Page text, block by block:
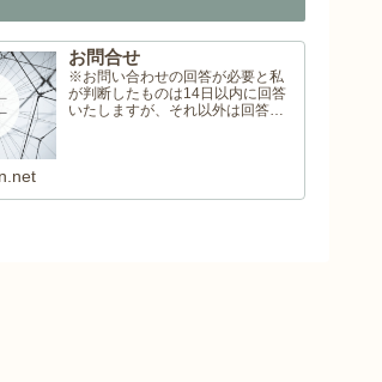
お問合せ
※お問い合わせの回答が必要と私
が判断したものは14日以内に回答
いたしますが、それ以外は回答い